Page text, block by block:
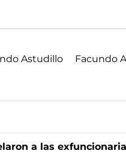
Astudillo
Facundo
a las